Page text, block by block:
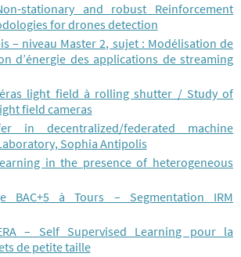
stationary and robust Reinforcement
for drones detection
– niveau Master 2, sujet : Modélisation de
d’énergie des applications de streaming
light field à rolling shutter / Study of
field cameras
in decentralized/federated machine
Sophia Antipolis
in the presence of heterogeneous
BAC+5 à Tours – Segmentation IRM
– Self Supervised Learning pour la
de petite taille